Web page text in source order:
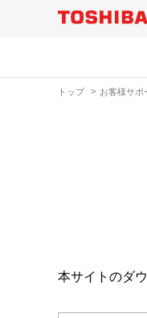
トップ お客様サポ
本サイトのダ